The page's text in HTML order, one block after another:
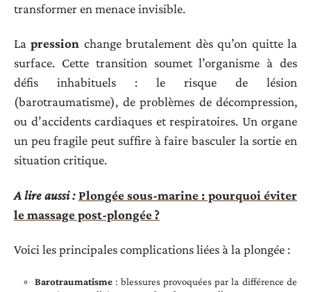
transformer en menace invisible.
Lapression change brutalement dès qu’on quitte la
surface. Cette transition soumet l’organisme à des
défis inhabituels : le risque de lésion
(barotraumatisme), de problèmes de décompression,
ou d’accidents cardiaques et respiratoires. Un organe
un peu fragile peut suffire à faire basculer la sortie en
situation critique.
A lire aussi : Plongée sous-marine : pourquoi éviter
le massage post-plongée ?
Voici les principales complications liées à la plongée :
Barotraumatisme : blessures provoquées par la différence de